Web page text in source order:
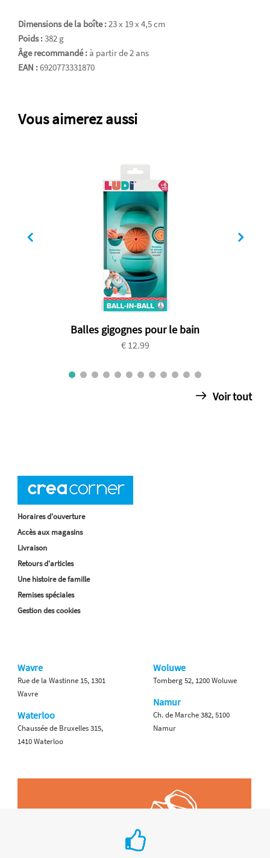
Dimensions de la boîte :23 x 19 x 4,5 cm
Poids :382 g
Âge recommandé :à partir de 2 ans
EAN :6920773331870
Vous aimerez aussi
Balles gigognes pour le bain
€ 12.99
Voir tout
Horaires d'ouverture
Accès aux magasins
Livraison
Retours d'articles
Une histoire de famille
Remises spéciales
Gestion des cookies
Wavre
Rue de la Wastinne 15, 1301
Wavre
Waterloo
Chaussée de Bruxelles 315,
1410 Waterloo
Woluwe
Tomberg 52, 1200 Woluwe
Namur
Ch. de Marche 382, 5100
Namur